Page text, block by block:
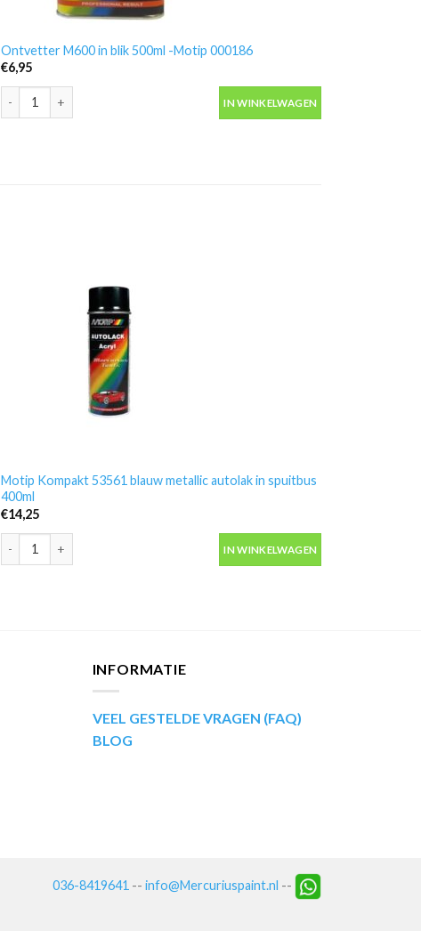
Ontvetter M600 in blik 500ml -Motip 000186
€6,95
Ontvetter M600 in blik 500ml -Motip 000186 aantal
IN WINKELWAGEN
Motip Kompakt 53561 blauw metallic autolak in spuitbus
400ml
€14,25
Motip Kompakt 53561 blauw metallic autolak in spuitbus 400ml aantal
IN WINKELWAGEN
INFORMATIE
VEEL GESTELDE VRAGEN (FAQ)
BLOG
036-8419641 -- info@Mercuriuspaint.nl --